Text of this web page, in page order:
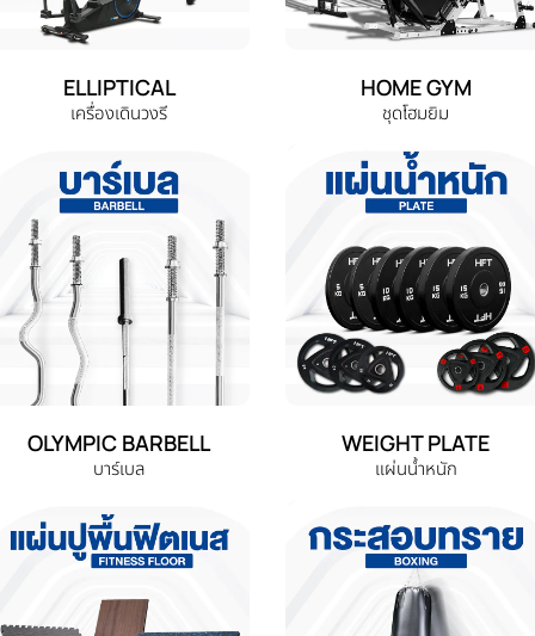
ELLIPTICAL
เครื่องเดินวงรี
HOME GYM
ชุดโฮมยิม
OLYMPIC BARBELL
บาร์เบล
WEIGHT PLATE
แผ่นน้ำหนัก